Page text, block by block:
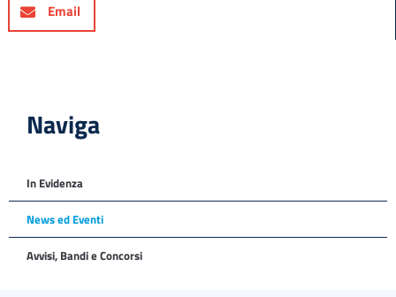
Email
Naviga
In Evidenza
News ed Eventi
Avvisi, Bandi e Concorsi